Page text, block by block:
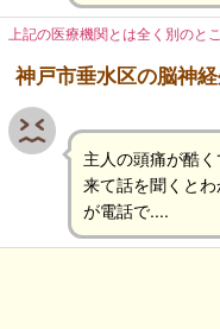
上記の医療機関とは全く別のと
神戸市垂水区の脳神
主人の頭痛が酷
来て話を聞くと
が電話で....